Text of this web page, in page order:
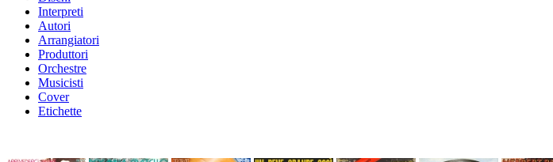
Interpreti
Autori
Arrangiatori
Produttori
Orchestre
Musicisti
Cover
Etichette